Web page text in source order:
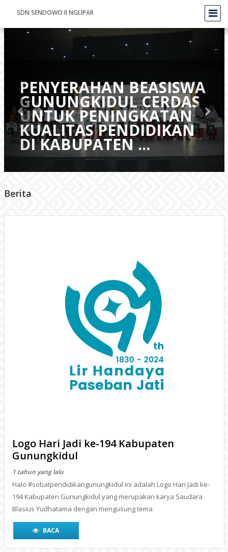
SDN SENDOWO II NGLIPAR
PENYERAHAN BEASISWA
GUNUNGKIDUL CERDAS
UNTUK PENINGKATAN
KUALITAS PENDIDIKAN
DI KABUPATEN ...
Berita
Logo Hari Jadi ke-194 Kabupaten
Gunungkidul
1 tahun yang lalu
Halo #sobatpendidikangunungkidul ini adalah Logo Hari Jadi ke-
194 Kabupaten Gunungkidul yang merupakan karya Saudara
Blasius Yudhatama dengan mengusung tema
BACA